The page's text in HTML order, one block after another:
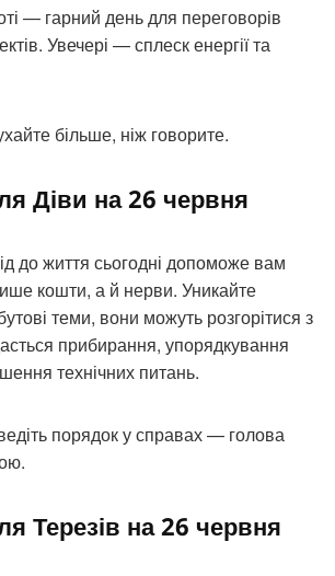
— гарний день для переговорів
Увечері — сплеск енергії та
більше, ніж говорите.
Діви на 26 червня
до життя сьогодні допоможе вам
кошти, а й нерви. Уникайте
теми, вони можуть розгорітися з
прибирання, упорядкування
технічних питань.
порядок у справах — голова
Терезів на 26 червня